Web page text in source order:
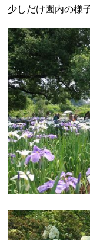
少しだけ園内の様